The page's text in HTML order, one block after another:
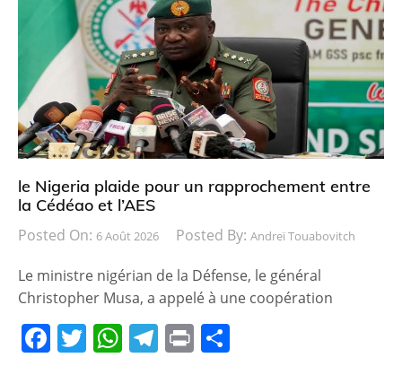
le Nigeria plaide pour un rapprochement entre
la Cédéao et l’AES
Posted On: 6 Août 2026 Posted By: Andreï Touabovitch
Le ministre nigérian de la Défense, le général
Christopher Musa, a appelé à une coopération
F T W T Pr